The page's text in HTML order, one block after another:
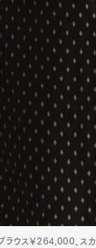
Pen
ウス￥264,000、スカ